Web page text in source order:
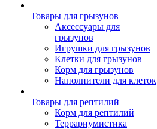
Товары для грызунов
Аксессуары для
грызунов
Игрушки для грызунов
Клетки для грызунов
Корм для грызунов
Наполнители для клеток
Товары для рептилий
Корм для рептилий
Террариумистика